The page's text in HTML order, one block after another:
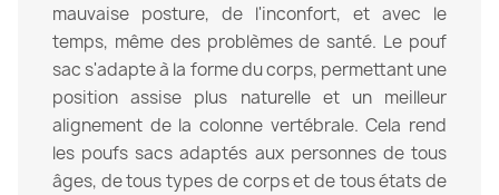
mauvaise posture, de l'inconfort, et avec le
temps, même des problèmes de santé. Le pouf
sac s'adapte à la forme du corps, permettant une
position assise plus naturelle et un meilleur
alignement de la colonne vertébrale. Cela rend
les poufs sacs adaptés aux personnes de tous
âges, de tous types de corps et de tous états de